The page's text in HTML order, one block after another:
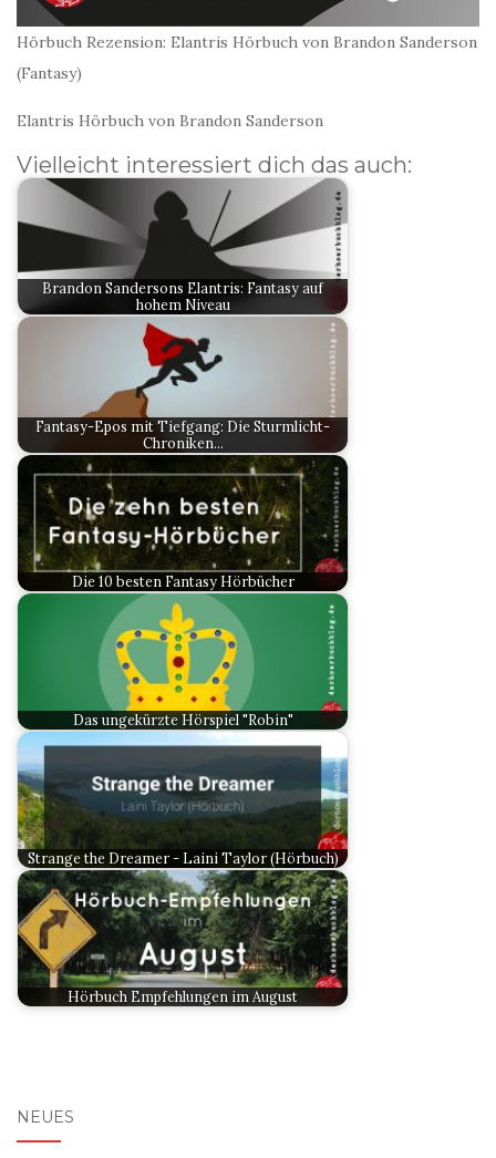
Hörbuch Rezension: Elantris Hörbuch von Brandon Sanderson
(Fantasy)
Elantris Hörbuch von Brandon Sanderson
Vielleicht interessiert dich das auch:
Brandon Sandersons Elantris: Fantasy auf
hohem Niveau
Fantasy-Epos mit Tiefgang: Die Sturmlicht-
Chroniken…
Die 10 besten Fantasy Hörbücher
Das ungekürzte Hörspiel "Robin"
Strange the Dreamer - Laini Taylor (Hörbuch)
Hörbuch Empfehlungen im August
NEUES